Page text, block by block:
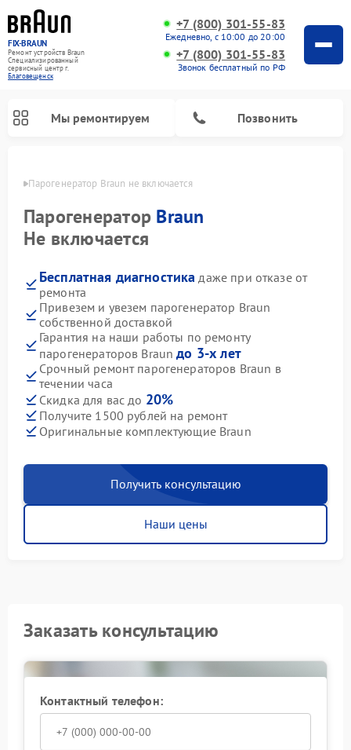
FIX-BRAUN
Ремонт устройств Braun
Специализированный
cервисный центр г.
Благовещенск
+7 (800) 301-55-83
Ежедневно, с 10:00 до 20:00
+7 (800) 301-55-83
Звонок бесплатный по РФ
Мы ремонтируем Позвонить
Парогенератор Braun не включается
Парогенератор Braun
Не включается
Бесплатная диагностика даже при отказе от
ремонта
Привезем и увезем парогенератор Braun
собственной доставкой
Гарантия на наши работы по ремонту
парогенераторов Braunдо 3-х лет
Срочный ремонт парогенераторов Braun в
течении часа
Скидка для вас до 20%
Получите 1500 рублей на ремонт
Оригинальные комплектующие Braun
Получить консультацию
Наши цены
Заказать консультацию
Контактный телефон: